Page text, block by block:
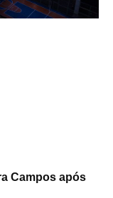
Campos após